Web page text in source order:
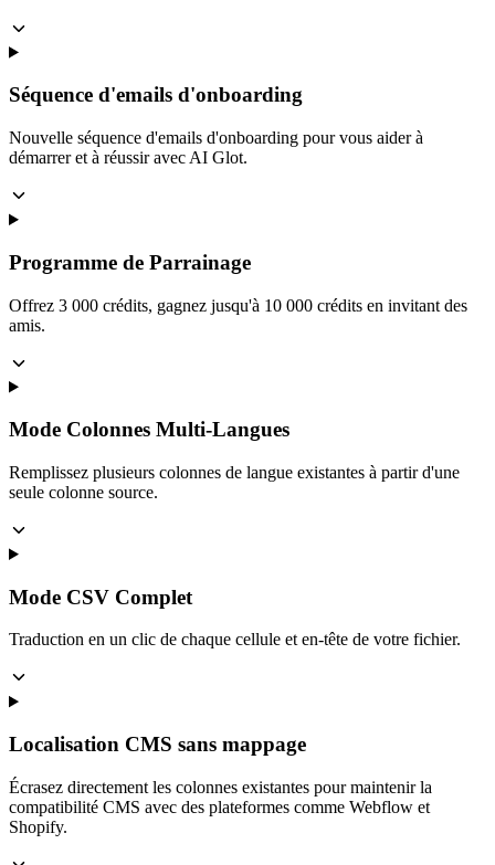
Séquence d'emails d'onboarding
Nouvelle séquence d'emails d'onboarding pour vous aider à
démarrer et à réussir avec AI Glot.
Programme de Parrainage
Offrez 3 000 crédits, gagnez jusqu'à 10 000 crédits en invitant des
amis.
Mode Colonnes Multi-Langues
Remplissez plusieurs colonnes de langue existantes à partir d'une
seule colonne source.
Mode CSV Complet
Traduction en un clic de chaque cellule et en-tête de votre fichier.
Localisation CMS sans mappage
Écrasez directement les colonnes existantes pour maintenir la
compatibilité CMS avec des plateformes comme Webflow et
Shopify.